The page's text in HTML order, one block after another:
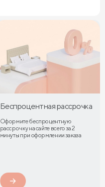
Беспроцентная рассрочка
Оформите беспроцентную
рассрочку на сайте всего за 2
минуты при оформлении заказа